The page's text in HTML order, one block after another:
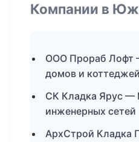
Компании в
ООО Прораб Лофт
домов и коттеджей
СК Кладка Ярус —
инженерных сетей
АрхСтрой Кладка